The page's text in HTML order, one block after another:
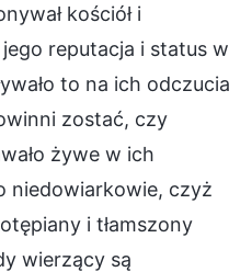
kościół i
reputacja i status w
to na ich odczucia
zostać, czy
żywe w ich
niedowiarkowie, czyż
i tłamszony
wierzący są